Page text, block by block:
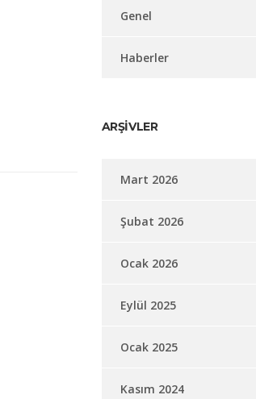
Genel
Haberler
ARŞIVLER
Mart 2026
Şubat 2026
Ocak 2026
Eylül 2025
Ocak 2025
Kasım 2024